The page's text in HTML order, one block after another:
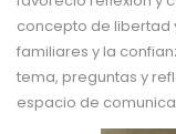
concepto de libertad
familiares y la
tema, preguntas y
espacio de